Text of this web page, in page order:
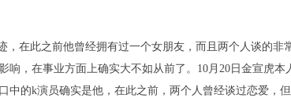
在此之前他曾经拥有过一个女朋友，而且两个人谈的
，在事业方面上确实大不如从前了。10月20日金宣虎
的k演员确实是他，在此之前，两个人曾经谈过恋爱，